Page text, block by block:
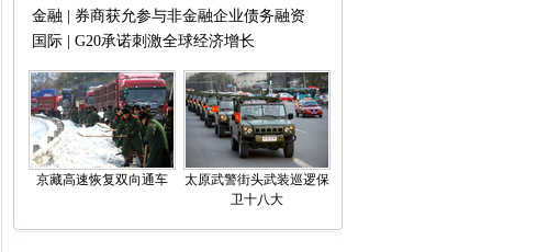
金融 | 券商获允参与非金融企业债务融资
国际 | G20承诺刺激全球经济增长
京藏高速恢复双向通车
太原武警街头武装巡逻保
卫十八大